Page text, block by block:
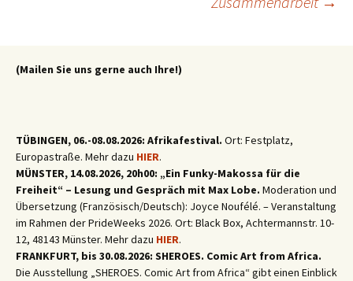
(Mailen Sie uns gerne auch Ihre!)
TÜBINGEN, 06.-08.08.2026: Afrikafestival. Ort: Festplatz,
Europastraße. Mehr dazu HIER.
MÜNSTER, 14.08.2026, 20h00: „Ein Funky-Makossa für die
Freiheit“ – Lesung und Gespräch mit Max Lobe. Moderation und
Übersetzung (Französisch/Deutsch): Joyce Noufélé. – Veranstaltung
im Rahmen der PrideWeeks 2026. Ort: Black Box, Achtermannstr. 10-
12, 48143 Münster. Mehr dazu HIER.
FRANKFURT, bis 30.08.2026: SHEROES. Comic Art from Africa.
Die Ausstellung „SHEROES. Comic Art from Africa“ gibt einen Einblick